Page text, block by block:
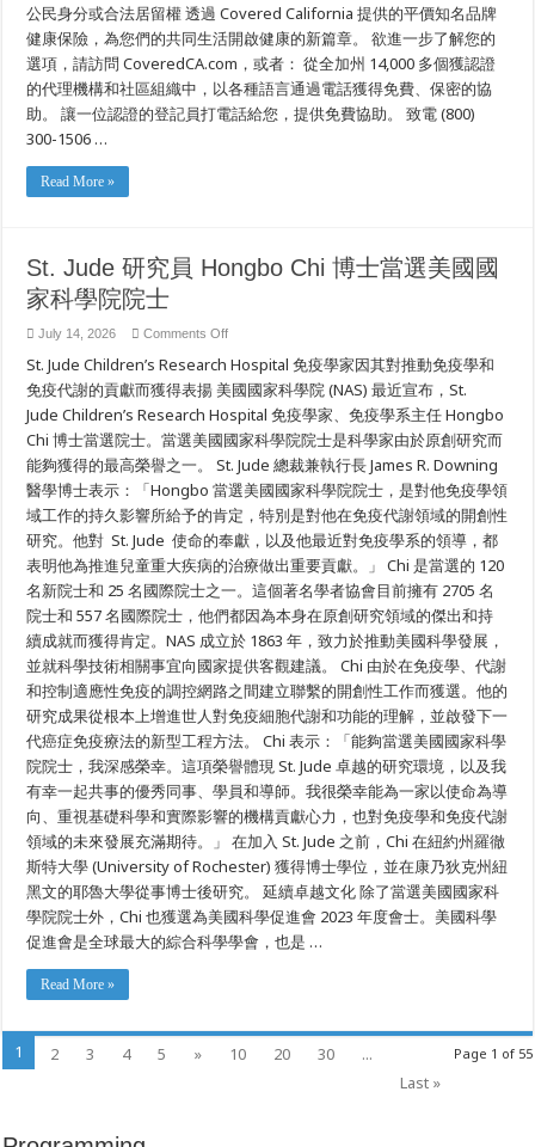
公民身分或合法居留權 透過 Covered California 提供的平價知名品牌
健康保險，為您們的共同生活開啟健康的新篇章。 欲進一步了解您的
選項，請訪問 CoveredCA.com，或者： 從全加州 14,000 多個獲認證
的代理機構和社區組織中，以各種語言通過電話獲得免費、保密的協
助。 讓一位認證的登記員打電話給您，提供免費協助。 致電 (800)
300-1506 …
Read More »
St. Jude 研究員 Hongbo Chi 博士當選美國國
家科學院院士
July 14, 2026 Comments Offon
Jude
究
員
Hongbo
Chi
博
士
當
選
美
國
國
科
學
院
院
士
St. Jude Children’s Research Hospital 免疫學家因其對推動免疫學和
免疫代謝的貢獻而獲得表揚 美國國家科學院 (NAS) 最近宣布，St.
Jude Children’s Research Hospital 免疫學家、免疫學系主任 Hongbo
Chi 博士當選院士。當選美國國家科學院院士是科學家由於原創研究而
能夠獲得的最高榮譽之一。 St. Jude 總裁兼執行長 James R. Downing
醫學博士表示：「Hongbo 當選美國國家科學院院士，是對他免疫學領
域工作的持久影響所給予的肯定，特別是對他在免疫代謝領域的開創性
研究。他對 St. Jude 使命的奉獻，以及他最近對免疫學系的領導，都
表明他為推進兒童重大疾病的治療做出重要貢獻。」 Chi 是當選的 120
名新院士和 25 名國際院士之一。這個著名學者協會目前擁有 2705 名
院士和 557 名國際院士，他們都因為本身在原創研究領域的傑出和持
續成就而獲得肯定。NAS 成立於 1863 年，致力於推動美國科學發展，
並就科學技術相關事宜向國家提供客觀建議。 Chi 由於在免疫學、代謝
和控制適應性免疫的調控網路之間建立聯繫的開創性工作而獲選。他的
研究成果從根本上增進世人對免疫細胞代謝和功能的理解，並啟發下一
代癌症免疫療法的新型工程方法。 Chi 表示：「能夠當選美國國家科學
院院士，我深感榮幸。這項榮譽體現 St. Jude 卓越的研究環境，以及我
有幸一起共事的優秀同事、學員和導師。我很榮幸能為一家以使命為導
向、重視基礎科學和實際影響的機構貢獻心力，也對免疫學和免疫代謝
領域的未來發展充滿期待。」 在加入 St. Jude 之前，Chi 在紐約州羅徹
斯特大學 (University of Rochester) 獲得博士學位，並在康乃狄克州紐
黑文的耶魯大學從事博士後研究。 延續卓越文化 除了當選美國國家科
學院院士外，Chi 也獲選為美國科學促進會 2023 年度會士。美國科學
促進會是全球最大的綜合科學學會，也是 …
Read More »
Page 1 of 55
1 2 3 4 5 » 10 20 30
...
Last »